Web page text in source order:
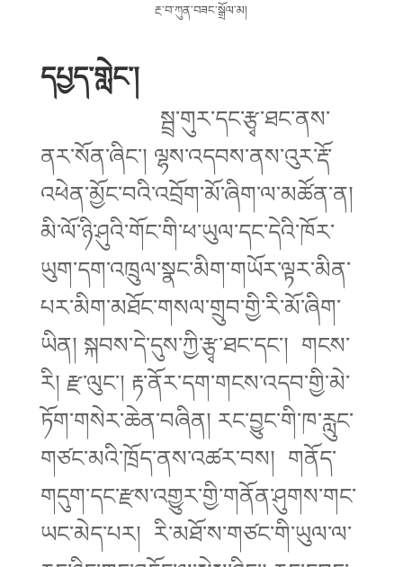
རྔ་བ་ཀུན་བཟང་སྒྲོལ་མ།
དཔྱད་གླེང་།
སྦྲ་གུར་དང་རྩྭ་ཐང་ནས་
ནར་སོན་ཞིང་། ལྷས་འདབས་ནས་འུར་རྡོ་
འཕེན་མྱོང་བའི་འབྲོག་མོ་ཞིག་ལ་མཚོན་ན།
མི་ལོ་ཉི་ཤུའི་གོང་གི་ཕ་ཡུལ་དང་དེའི་ཁོར་
ཡུག་དག་འཁྲུལ་སྣང་མིག་གཡོར་ལྟར་མིན་
པར་མིག་མཐོང་གསལ་གྲུབ་གྱི་རི་མོ་ཞིག་
ཡིན། སྐབས་དེ་དུས་ཀྱི་རྩྭ་ཐང་དང་། གངས་
རི། རྫ་ལུང་། རྟ་ནོར་དག་གངས་འདབ་གྱི་མེ་
ཏོག་གསེར་ཆེན་བཞིན། རང་བྱུང་གི་ཁ་རླུང་
གཙང་མའི་ཁྲོད་ནས་འཚར་བས། གནོད་
གདུག་དང་རྫས་འགྱུར་གྱི་གནོན་ཤུགས་གང་
ཡང་མེད་པར། རི་མཐོ་ས་གཙང་གི་ཡུལ་ལ་